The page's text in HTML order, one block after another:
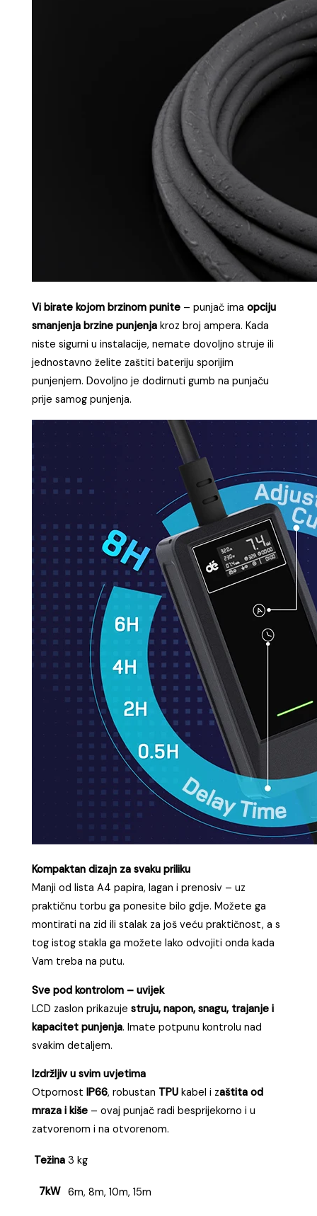
Vi birate kojom brzinom punite – punjač imaopciju
smanjenja brzine punjenja kroz broj ampera. Kada
niste sigurni u instalacije, nemate dovoljno struje ili
jednostavno želite zaštiti bateriju sporijim
punjenjem. Dovoljno je dodirnuti gumb na punjaču
prije samog punjenja.
Kompaktan dizajn za svaku priliku
Manji od lista A4 papira, lagan i prenosiv – uz
praktičnu torbu ga ponesite bilo gdje. Možete ga
montirati na zid ili stalak za još veću praktičnost, a s
tog istog stakla ga možete lako odvojiti onda kada
Vam treba na putu.
Sve pod kontrolom – uvijek
LCD zaslon prikazujestruju, napon, snagu, trajanje i
kapacitet punjenja. Imate potpunu kontrolu nad
svakim detaljem.
Izdržljiv u svim uvjetima
OtpornostIP66, robustan TPU kabel i zaštita od
mraza i kiše – ovaj punjač radi besprijekorno i u
zatvorenom i na otvorenom.
Težina 3 kg
7kW 6m, 8m, 10m, 15m